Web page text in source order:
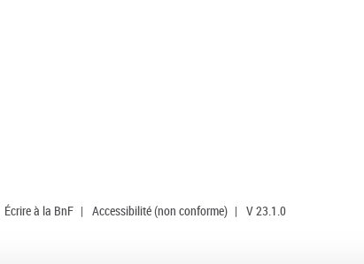
Écrire à la BnF | Accessibilité (non conforme) | V 23.1.0